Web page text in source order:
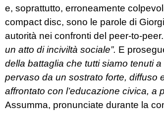
e, soprattutto, erroneamente
compact disc, sono le parole di
autorità nei confronti del peer-to-
un atto di inciviltà sociale”. E
della battaglia che tutti siamo tenuti
pervaso da un sostrato forte, diffuso
affrontato con l’educazione civica, a
Assumma, pronunciate durante la